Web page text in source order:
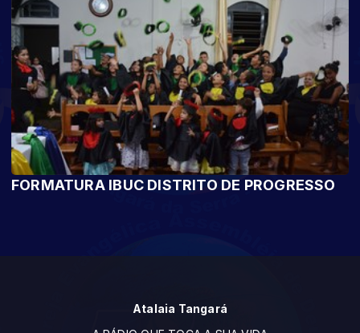
FORMATURA IBUC DISTRITO DE PROGRESSO
Atalaia Tangará